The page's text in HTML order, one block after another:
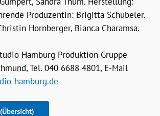
Produzentin: Brigitta Schübeler.
Hornberger, Bianca Charamsa.
Hamburg Produktion Gruppe
Tel. 040 6688 4801, E-Mail
hamburg.de